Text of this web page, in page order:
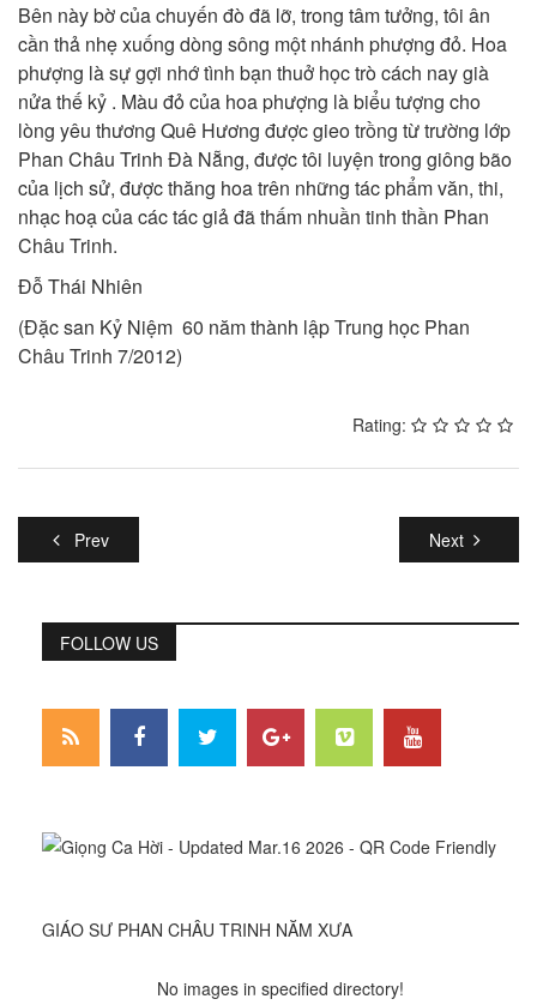
Bên này bờ của chuyến đò đã lỡ, trong tâm tưởng, tôi ân
cần thả nhẹ xuống dòng sông một nhánh phượng đỏ. Hoa
phượng là sự gợi nhớ tình bạn thuở học trò cách nay già
nửa thế kỷ . Màu đỏ của hoa phượng là biểu tượng cho
lòng yêu thương Quê Hương được gieo trồng từ trường lớp
Phan Châu Trinh Đà Nẵng, được tôi luyện trong giông bão
của lịch sử, được thăng hoa trên những tác phẩm văn, thi,
nhạc hoạ của các tác giả đã thấm nhuần tinh thần Phan
Châu Trinh.
Đỗ Thái Nhiên
(Đặc san Kỷ Niệm 60 năm thành lập Trung học Phan
Châu Trinh 7/2012)
Rating:
Prev Next
FOLLOW US
GIÁO SƯ PHAN CHÂU TRINH NĂM XƯA
No images in specified directory!